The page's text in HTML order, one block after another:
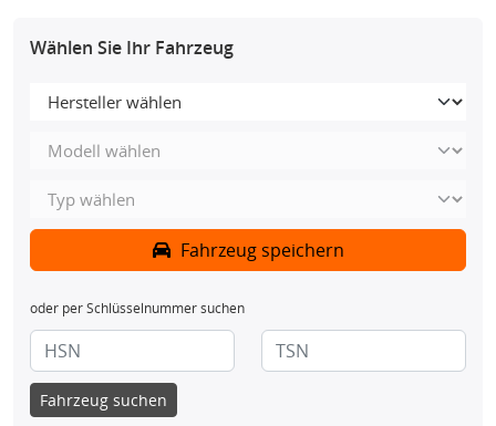
Wählen Sie Ihr Fahrzeug
Fahrzeug speichern
oder per Schlüsselnummer suchen
Fahrzeug suchen